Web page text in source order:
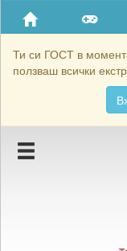
Ти си ГОСТ в
ползваш всички
Приятели
Хронология на
Подаръците на
Картичките на